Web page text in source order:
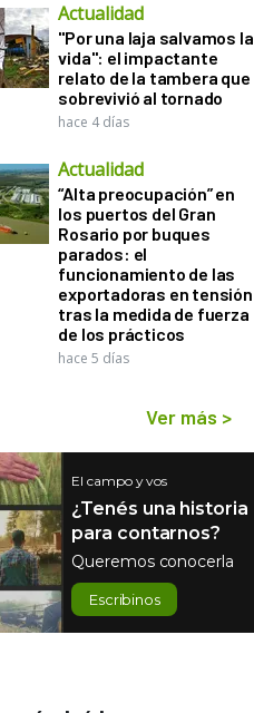
Actualidad
"Por una laja salvamos la
vida": el impactante
relato de la tambera que
sobrevivió al tornado
hace 4 días
Actualidad
“Alta preocupación” en
los puertos del Gran
Rosario por buques
parados: el
funcionamiento de las
exportadoras en tensión
tras la medida de fuerza
de los prácticos
hace 5 días
Ver más >
El campo y vos
¿Tenés una historia
para contarnos?
Queremos conocerla
Escribinos